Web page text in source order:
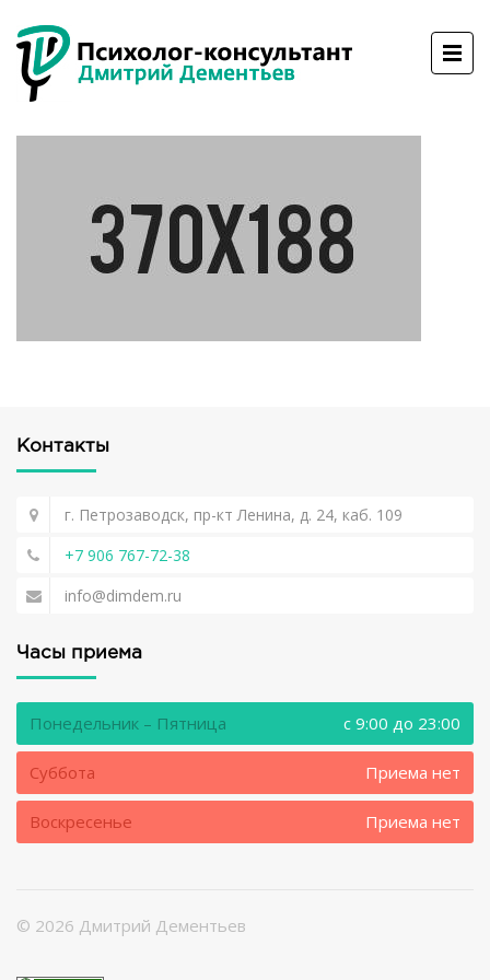
Контакты
г. Петрозаводск, пр-кт Ленина, д. 24, каб. 109
+7 906 767-72-38
info@dimdem.ru
Часы приема
Понедельник – Пятница c 9:00 до 23:00
Суббота Приема нет
Воскресенье Приема нет
© 2026 Дмитрий Дементьев